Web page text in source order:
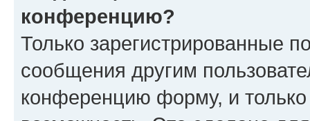
конференцию?
Только зарегистрированные
сообщения другим
конференцию форму, и